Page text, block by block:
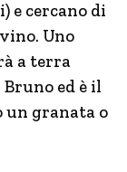
e cercano di
Uno
a terra
ed è il
un granata o